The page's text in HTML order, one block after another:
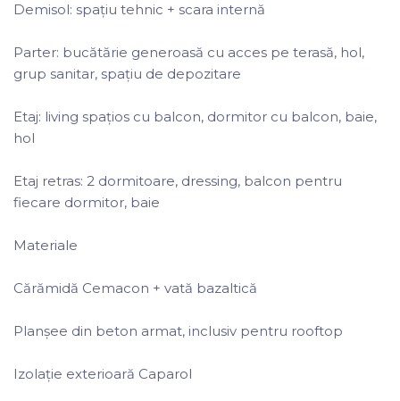
Demisol: spațiu tehnic + scara internă
Parter: bucătărie generoasă cu acces pe terasă, hol,
grup sanitar, spațiu de depozitare
Etaj: living spațios cu balcon, dormitor cu balcon, baie,
hol
Etaj retras: 2 dormitoare, dressing, balcon pentru
fiecare dormitor, baie
Materiale
Cărămidă Cemacon + vată bazaltică
Planșee din beton armat, inclusiv pentru rooftop
Izolație exterioară Caparol